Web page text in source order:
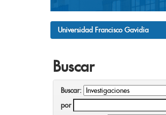
Universidad Francisco Gavidia
Buscar
Buscar:
por